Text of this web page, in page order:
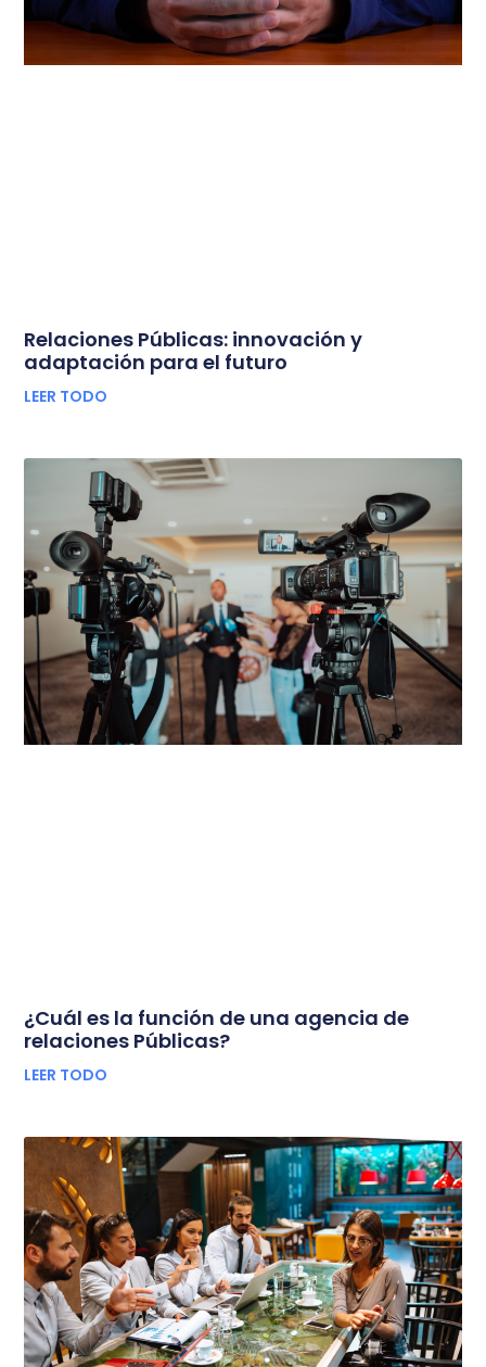
Relaciones Públicas: innovación y
adaptación para el futuro
LEER TODO
¿Cuál es la función de una agencia de
relaciones Públicas?
LEER TODO